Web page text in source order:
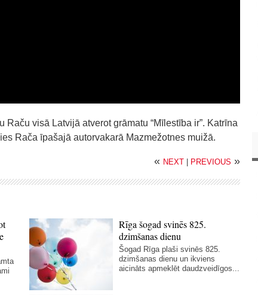
visā Latvijā atverot grāmatu “Mīlestība ir”. Katrīna
Rača īpašajā autorvakarā Mazmežotnes muižā.
« NEXT PREVIOUS »
Rīga šogad svinēs 825.
dzimšanas dienu
Šogad Rīga plaši svinēs 825.
dzimšanas dienu un ikviens
aicināts apmeklēt daudzveidīgos...